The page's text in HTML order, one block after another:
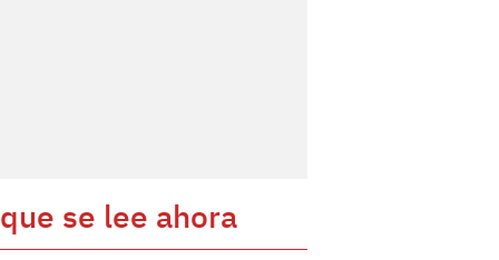
se lee ahora